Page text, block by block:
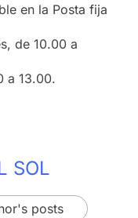
en la Posta fija
de 10.00 a
a 13.00.
SOL
posts